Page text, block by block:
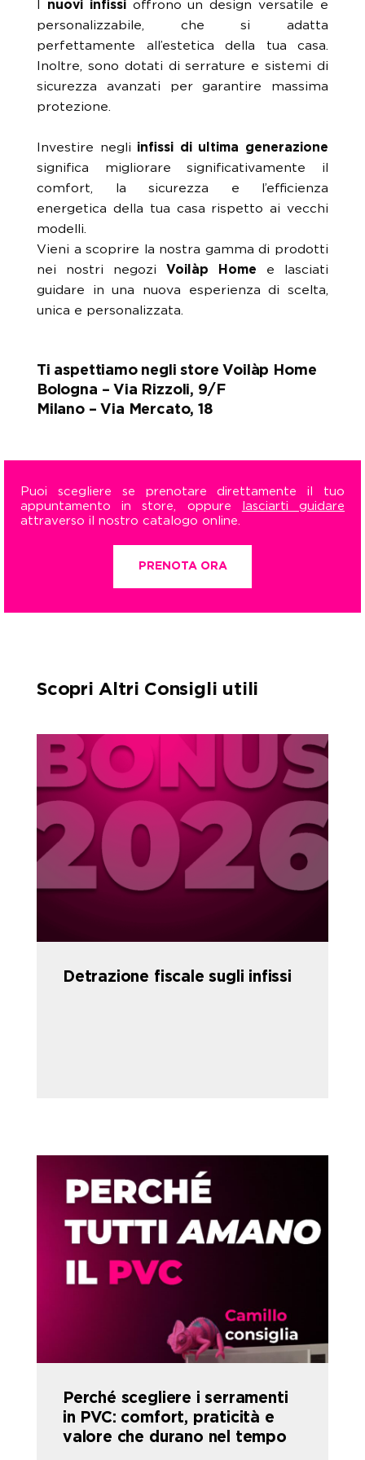
nuovi infissioffrono un design versatile e
personalizzabile, che si adatta
perfettamente all’estetica della tua casa.
Inoltre, sono dotati di serrature e sistemi di
sicurezza avanzati per garantire massima
protezione.
Investire negli infissi di ultima generazione
significa migliorare significativamente il
comfort, la sicurezza e l’efficienza
energetica della tua casa rispetto ai vecchi
modelli.
Vieni a scoprire la nostra gamma di prodotti
nei nostri negozi Voilàp Home e lasciati
guidare in una nuova esperienza di scelta,
unica e personalizzata.
Ti aspettiamo negli store Voilàp Home
Bologna – Via Rizzoli, 9/F
Milano – Via Mercato, 18
Puoi scegliere se prenotare direttamente il tuo
appuntamento in store, oppure
lasciarti guidare
attraverso il nostro catalogo online.
PRENOTA ORA
Scopri Altri Consigli utili
Detrazione fiscale sugli infissi
Perché scegliere i serramenti
in PVC: comfort, praticità e
valore che durano nel tempo